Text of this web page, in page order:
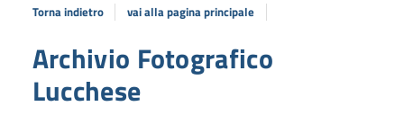
Torna indietro vai alla pagina principale
Archivio Fotografico
Lucchese